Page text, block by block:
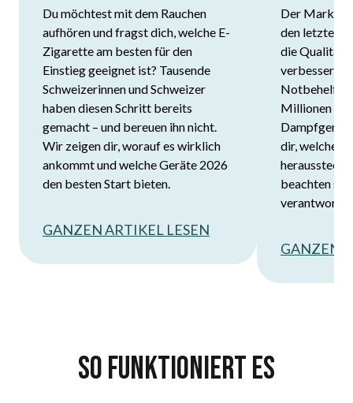
Du möchtest mit dem Rauchen
aufhören und fragst dich, welche E-
Zigarette am besten für den
Einstieg geeignet ist? Tausende
Schweizerinnen und Schweizer
haben diesen Schritt bereits
gemacht – und bereuen ihn nicht.
Wir zeigen dir, worauf es wirklich
ankommt und welche Geräte 2026
den besten Start bieten.
GANZEN ARTIKEL LESEN
Der Markt
den letzten
die Qualität
verbessert.
Notbehelf
Millionen
Dampfgerät
dir, welche
beachten
GANZEN
So funktioniert es